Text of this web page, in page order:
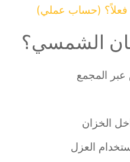
(حساب عملي)
الشمسي؟
المجمع
الخزان
العزل